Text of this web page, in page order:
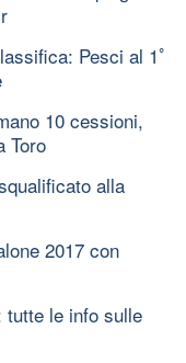
Pesci al 1ﾟ
10 cessioni,
Toro
alla
2017 con
tutte le info sulle